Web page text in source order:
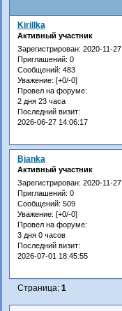
Kirillka
Активный участник
Зарегистрирован: 2020-11-27
Приглашений: 0
Сообщений: 483
Уважение: [+0/-0]
Провел на форуме:
2 дня 23 часа
Последний визит:
2026-06-27 14:06:17
Bjanka
Активный участник
Зарегистрирован: 2020-11-27
Приглашений: 0
Сообщений: 509
Уважение: [+0/-0]
Провел на форуме:
3 дня 0 часов
Последний визит:
2026-07-01 18:45:55
Страница: 1